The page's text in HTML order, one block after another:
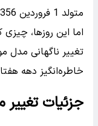
متولد 1 فروردین 1356تُرک
اما این روزها،
تغییر ناگهانی مدل
خاطره‌انگیز دهه
جزئیات تغییر